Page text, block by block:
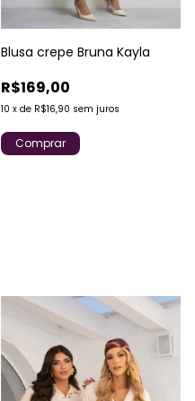
Blusa crepe Bruna Kayla
R$169,00
10 x de R$16,90 sem juros
Comprar